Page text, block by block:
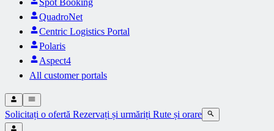
Spot Booking
QuadroNet
Centric Logistics Portal
Polaris
Aspect4
All customer portals
Solicitați o ofertă Rezervați și urmăriți Rute și orare